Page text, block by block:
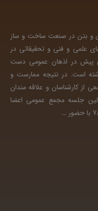
و بتن در صنعت ساخت و ساز
علمی و فنی و تحقیقاتی در
پیش در اذهان عمومی دست
است. در نتیجه ممارست و
از کارشناسان و علاقه مندان
جلسه مجمع عمومی اعضا
…